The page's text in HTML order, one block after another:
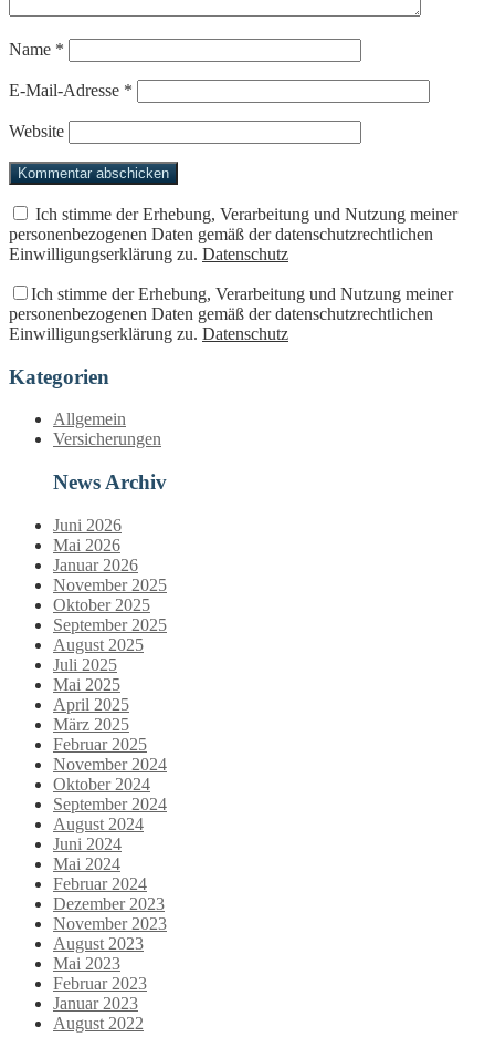
Name *
E-Mail-Adresse *
Website
Ich stimme der Erhebung, Verarbeitung und Nutzung meiner
personenbezogenen Daten gemäß der datenschutzrechtlichen
Einwilligungserklärung zu. Datenschutz
Ich stimme der Erhebung, Verarbeitung und Nutzung meiner
personenbezogenen Daten gemäß der datenschutzrechtlichen
Einwilligungserklärung zu. Datenschutz
Kategorien
Allgemein
Versicherungen
News Archiv
Juni 2026
Mai 2026
Januar 2026
November 2025
Oktober 2025
September 2025
August 2025
Juli 2025
Mai 2025
April 2025
März 2025
Februar 2025
November 2024
Oktober 2024
September 2024
August 2024
Juni 2024
Mai 2024
Februar 2024
Dezember 2023
November 2023
August 2023
Mai 2023
Februar 2023
Januar 2023
August 2022